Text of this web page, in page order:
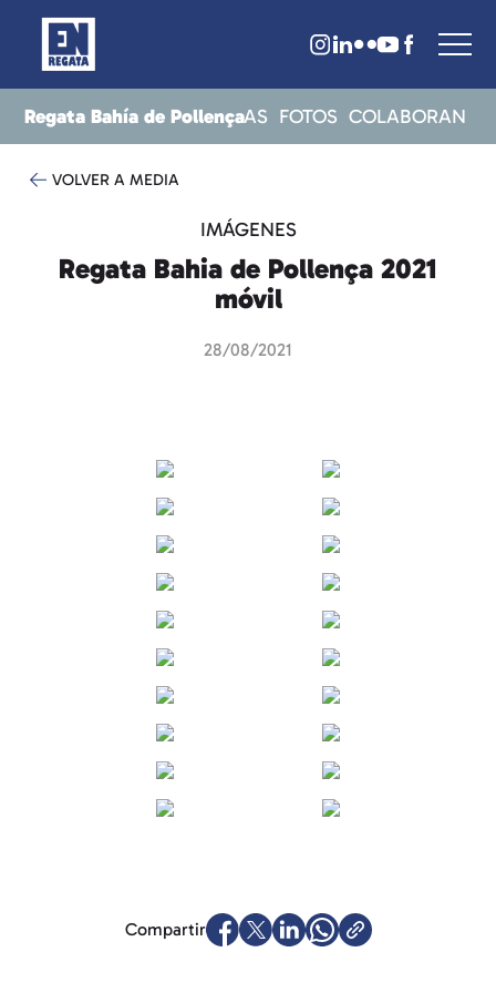
Regata Bahía de Pollença
RESULTADOS NOTICIAS FOTOS COLABORAN
VOLVER A MEDIA
IMÁGENES
Regata Bahia de Pollença 2021
móvil
28/08/2021
Compartir